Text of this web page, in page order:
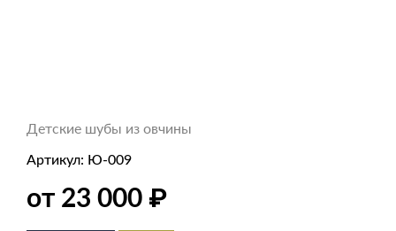
Детские шубы из овчины
Артикул: Ю-009
от 23 000 ₽